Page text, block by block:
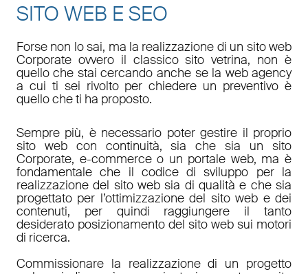
SITO WEB E SEO
Forse non lo sai, ma la realizzazione di un sito web
Corporate ovvero il classico sito vetrina, non è
quello che stai cercando anche se la web agency
a cui ti sei rivolto per chiedere un preventivo è
quello che ti ha proposto.
Sempre più, è necessario poter gestire il proprio
sito web con continuità, sia che sia un sito
Corporate, e-commerce o un portale web, ma è
fondamentale che il codice di sviluppo per la
realizzazione del sito web sia di qualità e che sia
progettato per l’ottimizzazione del sito web e dei
contenuti, per quindi raggiungere il tanto
desiderato posizionamento del sito web sui motori
di ricerca.
Commissionare la realizzazione di un progetto